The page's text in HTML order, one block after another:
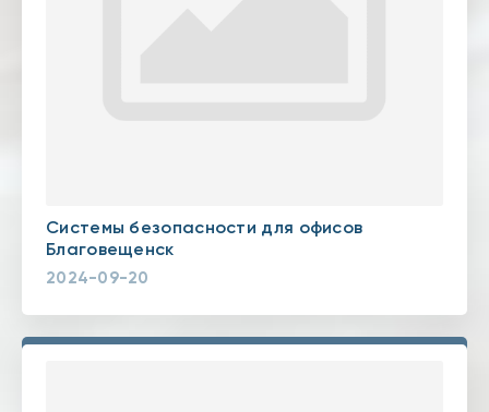
Системы безопасности для офисов
Благовещенск
2024-09-20